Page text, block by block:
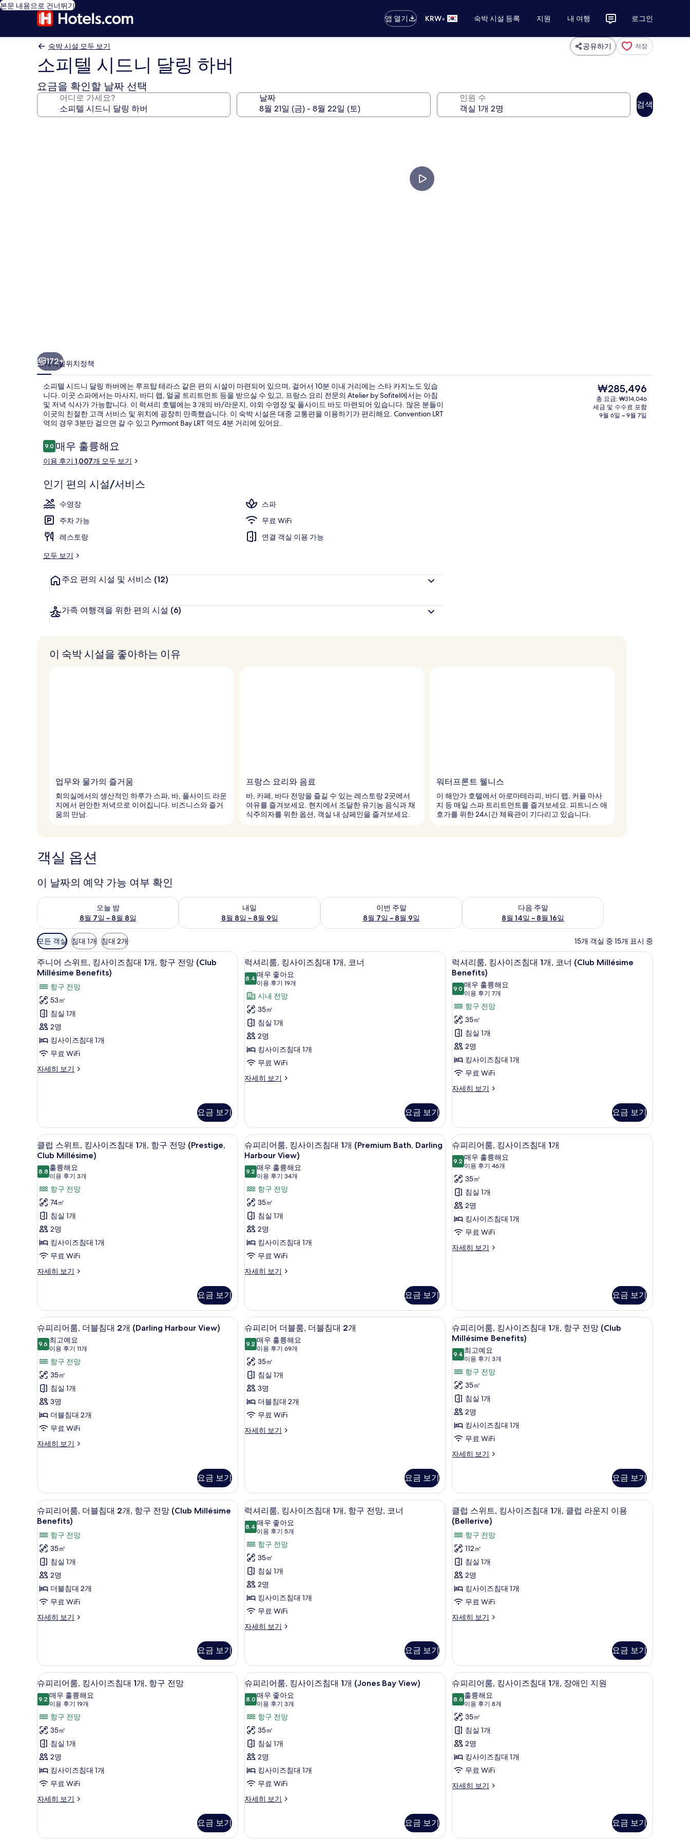
본문 내용으로 건너뛰기
앱 열기
KRW• 숙박 시설 등록 지원 내 여행 로그인
숙박 시설 모두 보기 공유하기 저장
소피텔 시드니 달링 하버
요금을 확인할 날짜 선택
어디로 가세요? 날짜 인원 수
검색
러
리
숙박 시설 정면 - 저녁/밤 슈피리어룸, 킹사이즈침대 1개
172+
소개객실위치정책
소피텔 시드니 달링 하버에는 루프탑 테라스 같은 편의 시설이 마련되어 있으며, 걸어서 10분 이내 거리에는 스타 카지노도 있습
니다. 이곳 스파에서는 마사지, 바디 랩, 얼굴 트리트먼트 등을 받으실 수 있고, 프랑스 요리 전문의 Atelier by Sofitel에서는 아침
및 저녁 식사가 가능합니다. 이 럭셔리 호텔에는 3 개의 바/라운지, 야외 수영장 및 풀사이드 바도 마련되어 있습니다. 많은 분들이
이곳의 친절한 고객 서비스 및 위치에 굉장히 만족했습니다. 이 숙박 시설은 대중 교통편을 이용하기가 편리해요. Convention LRT
역의 경우 3분만 걸으면 갈 수 있고 Pyrmont Bay LRT 역도 4분 거리에 있어요.
이
용
후
9.010점 만점 중 9.0점.
매우 훌륭해요
이용 후기 1,007개 모두 보기
인기 편의 시설/서비스
수영장
스파
주차 가능
무료 WiFi
레스토랑
연결 객실 이용 가능
모두 보기
주요 편의 시설 및 서비스 (12)
가족 여행객을 위한 편의 시설 (6)
현
재
가
격
₩285,496
총 요금: ₩314,046
세금 및 수수료 포함
9월 6일 ~ 9월 7일
이 숙박 시설을 좋아하는 이유
업무와 물가의 즐거움
회의실에서의 생산적인 하루가 스파, 바, 풀사이드 라운
지에서 편안한 저녁으로 이어집니다. 비즈니스와 즐거
움의 만남.
프랑스 요리와 음료
바, 카페, 바다 전망을 즐길 수 있는 레스토랑 2곳에서
여유를 즐겨보세요. 현지에서 조달한 유기농 음식과 채
식주의자를 위한 옵션, 객실 내 샴페인을 즐겨보세요.
워터프론트 웰니스
이 해안가 호텔에서 아로마테라피, 바디 랩, 커플 마사
지 등 매일 스파 트리트먼트를 즐겨보세요. 피트니스 애
호가를 위한 24시간 체육관이 기다리고 있습니다.
객실 옵션
이 날짜의 예약 가능 여부 확인
오늘 밤
8월 7일 ~ 8월 8일
오늘 밤 예약 가능 여부 확인, 8월 7일 ~ 8월 8일
내일
8월 8일 ~ 8월 9일
내일 예약 가능 여부 확인, 8월 8일 ~ 8월 9일
이번 주말
8월 7일 ~ 8월 9일
이번 주말 예약 가능 여부 확인, 8월 7일 ~ 8월 9일
다음 주말
8월 14일 ~ 8월 16일
다음 주말 예약 가능 여부 확인, 8월 14일 ~ 8월 16일
객
실
에
사
용
가
능
한
필
터
모든 객실 침대 1개 침대 2개 15개 객실 중 15개 표시 중
주
니
어
스
위
트,
킹
사
이
개,
항
구
전
(Club
Millésime
Benefits)
사
진
모
두
주니어 스위트, 킹사이즈침대 1개, 항구 전망 (Club Millésime Benefits) | 고급 침구, 미니바, 객실 내 금고, 책상
12
주니어 스위트, 킹사이즈침대 1개, 항구 전망 (Club
Millésime Benefits)
항구 전망
53㎡
침실 1개
2명
킹사이즈침대 1개
무료 WiFi
자세히 보기
주
킹
사
이
즈
침
대
1
개,
항
구
전
망
(Club
Millésime
Benefits)
세
요금 보기
럭
셔
리
룸,
킹
사
이
즈
침
대
너
사
진
모
보
기
고급 침구, 미니바, 객실 내 금고, 책상
7
럭셔리룸, 킹사이즈침대 1개, 코너
8.48.4점 만점 중 10점
매우 좋아요
이용 후기 19개
(이
용
후
기
19
개)
시내 전망
35㎡
침실 1개
2명
킹사이즈침대 1개
무료 WiFi
자세히 보기
럭
사
이
즈
침
대
1
개,
코
너
자
세
히
보
기
요금 보기
럭
셔
리
룸,
킹
사
이
즈
침
대
1
너
(Club
Millésime
Benefits)
사
진
모
두
보
기
고급 침구, 미니바, 객실 내 금고, 책상
8
럭셔리룸, 킹사이즈침대 1개, 코너 (Club Millésime
Benefits)
9.09.0점 만점 중 10점
매우 훌륭해요
이용 후기 7개
(이
용
후
기
7
개)
항구 전망
35㎡
침실 1개
2명
킹사이즈침대 1개
무료 WiFi
자세히 보기
럭
킹
사
이
즈
침
개,
코
너
(Club
Benefits)
자
세
요금 보기
클
럽
스
위
트,
킹
사
이
즈
침
대
항
구
전
망
(Prestige,
Club
Millésime)
사
진
모
두
클럽 스위트, 킹사이즈침대 1개, 항구 전망 (Prestige, Club Millésime) | 고급 침구, 미니바, 객실 내 금고, 책상
8
클럽 스위트, 킹사이즈침대 1개, 항구 전망 (Prestige,
Club Millésime)
8.88.8점 만점 중 10점
훌륭해요
이용 후기 3개
(이
용
후
기
3
개)
항구 전망
74㎡
침실 1개
2명
킹사이즈침대 1개
무료 WiFi
자세히 보기
클
트,
킹
사
이
즈
대
개,
항
구
망
(Prestige,
Millésime)
기
요금 보기
슈
피
리
어
룸,
킹
사
이
즈
침
대
(Premium
Bath,
Darling
Harbour
View)
사
진
모
두
보
기
슈피리어룸, 킹사이즈침대 1개 (Premium Bath, Darling Harbour View) | 고급 침구, 미니바, 객실 내 금고, 책상
9
슈피리어룸, 킹사이즈침대 1개 (Premium Bath, Darling
Harbour View)
9.29.2점 만점 중 10점
매우 훌륭해요
이용 후기 34개
(이
용
후
기
34
개)
항구 전망
35㎡
침실 1개
2명
킹사이즈침대 1개
무료 WiFi
자세히 보기
슈
룸,
킹
사
이
즈
대
개
(Premium
Bath,
Harbour
View)
자
요금 보기
슈
피
리
어
룸,
킹
사
이
즈
사
진
모
두
기
고급 침구, 미니바, 객실 내 금고, 책상
8
슈피리어룸, 킹사이즈침대 1개
9.29.2점 만점 중 10점
매우 훌륭해요
이용 후기 46개
(이
용
후
기
46
개)
35㎡
침실 1개
2명
킹사이즈침대 1개
무료 WiFi
자세히 보기
슈
사
이
즈
침
대
1
개
자
세
히
보
기
요금 보기
슈
피
리
어
룸,
더
블
침
대
2
View)
사
진
모
두
보
기
고급 침구, 미니바, 객실 내 금고, 책상
8
슈피리어룸, 더블침대 2개 (Darling Harbour View)
9.69.6점 만점 중 10점
최고예요
이용 후기 11개
(이
용
후
기
11
개)
항구 전망
35㎡
침실 1개
3명
더블침대 2개
무료 WiFi
자세히 보기
슈
더
블
침
대
2
개
(Darling
Harbour
View)
자
히
보
요금 보기
슈
피
리
어
더
블
룸,
더
블
사
진
모
두
보
기
고급 세면용품, 헤어드라이어, 목욕가운, 슬리퍼
7
슈피리어 더블룸, 더블침대 2개
9.29.2점 만점 중 10점
매우 훌륭해요
이용 후기 69개
(이
용
후
기
69
개)
35㎡
침실 1개
3명
더블침대 2개
무료 WiFi
자세히 보기
슈
룸,
더
블
침
대
2
개
자
세
히
보
기
요금 보기
슈
피
리
어
룸,
킹
사
이
즈
침
대
항
구
전
망
(Club
Millésime
Benefits)
사
진
두
고급 침구, 미니바, 객실 내 금고, 책상
8
슈피리어룸, 킹사이즈침대 1개, 항구 전망 (Club
Millésime Benefits)
9.49.4점 만점 중 10점
최고예요
이용 후기 3개
(이
용
후
기
3
개)
항구 전망
35㎡
침실 1개
2명
킹사이즈침대 1개
무료 WiFi
자세히 보기
슈
룸,
킹
사
이
즈
침
대
개,
항
전
망
Millésime
보
기
요금 보기
슈
피
리
어
룸,
더
블
침
대
구
전
망
(Club
Millésime
Benefits)
사
진
모
두
보
기
고급 침구, 미니바, 객실 내 금고, 책상
8
슈피리어룸, 더블침대 2개, 항구 전망 (Club Millésime
Benefits)
항구 전망
35㎡
침실 1개
2명
더블침대 2개
무료 WiFi
자세히 보기
슈
더
블
침
대
2
항
구
전
망
(Club
Benefits)
자
히
요금 보기
럭
셔
리
룸,
킹
사
이
즈
침
대
항
구
전
망,
코
너
사
진
모
두
보
고급 침구, 미니바, 객실 내 금고, 책상
9
럭셔리룸, 킹사이즈침대 1개, 항구 전망, 코너
8.48.4점 만점 중 10점
매우 좋아요
이용 후기 5개
(이
용
후
기
5
개)
항구 전망
35㎡
침실 1개
2명
킹사이즈침대 1개
무료 WiFi
자세히 보기
럭
킹
사
이
즈
침
개,
항
구
전
코
너
세
요금 보기
클
럽
스
위
트,
킹
사
이
즈
개,
클
럽
라
운
지
이
용
(Bellerive)
사
보
클럽 스위트, 킹사이즈침대 1개, 클럽 라운지
10
클럽 스위트, 킹사이즈침대 1개, 클럽 라운지 이용
(Bellerive)
항구 전망
112㎡
침실 1개
2명
킹사이즈침대 1개
무료 WiFi
자세히 보기
클
킹
사
이
즈
침
개,
클
럽
라
지
이
용
요금 보기
슈
피
리
어
룸,
킹
사
이
즈
침
개,
고급 침구, 미니바, 객실 내 금고, 책상
9
슈피리어룸, 킹사이즈침대 1개, 항구 전망
9.29.2점 만점 중 10점
매우 훌륭해요
이용 후기 19개
(이
용
후
기
19
개)
항구 전망
35㎡
침실 1개
2명
킹사이즈침대 1개
무료 WiFi
자세히 보기
슈
룸,
요금 보기
슈
피
리
어
룸,
킹
사
이
즈
침
개
슈피리어룸, 킹사이즈침대 1개 (Jones Bay View) | 고급 침구, 미니바, 객실 내 금고, 책상
8
슈피리어룸, 킹사이즈침대 1개 (Jones Bay View)
8.08.0점 만점 중 10점
매우 좋아요
이용 후기 3개
(이
용
후
기
3
개)
항구 전망
35㎡
침실 1개
2명
킹사이즈침대 1개
무료 WiFi
자세히 보기
슈
룸,
요금 보기
슈
피
리
어
룸,
킹
사
이
즈
개,
슈피리어룸, 킹사이즈침대 1개, 장애인 지원 |
6
슈피리어룸, 킹사이즈침대 1개, 장애인 지원
8.68.6점 만점 중 10점
훌륭해요
이용 후기 8개
(이
용
후
기
8
개)
35㎡
침실 1개
2명
킹사이즈침대 1개
무료 WiFi
자세히 보기
슈
킹
요금 보기